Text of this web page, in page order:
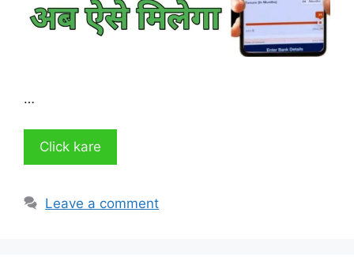
…
Click kare
Leave a comment